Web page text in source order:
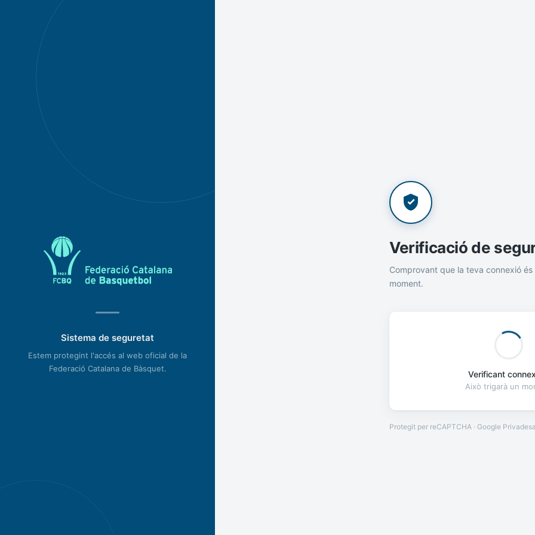
Sistema de seguretat
Estem protegint l'accés al web oficial de la
Federació Catalana de Bàsquet.
Verificació de
Comprovant que la teva connexió és
moment.
Verificant
Això trigarà un
Protegit per reCAPTCHA · Google Privadesa